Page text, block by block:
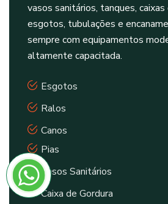
vasos sanitários, tanques, caixas
esgotos, tubulações e
sempre com equipamentos
altamente capacitada.
Esgotos
Ralos
Canos
Pias
Vasos Sanitários
Caixa de Gordura